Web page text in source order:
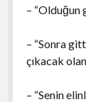
– “Olduğun
– “Sonra
çıkacak
– “Senin